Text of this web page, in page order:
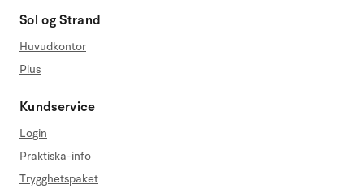
Sol og Strand
Huvudkontor
Plus
Kundservice
Login
Praktiska-info
Trygghetspaket